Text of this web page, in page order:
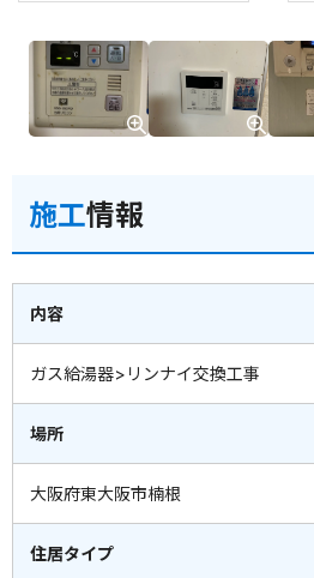
施工情報
内容
ガス給湯器>リンナイ交換工事
場所
大阪府東大阪市楠根
住居タイプ